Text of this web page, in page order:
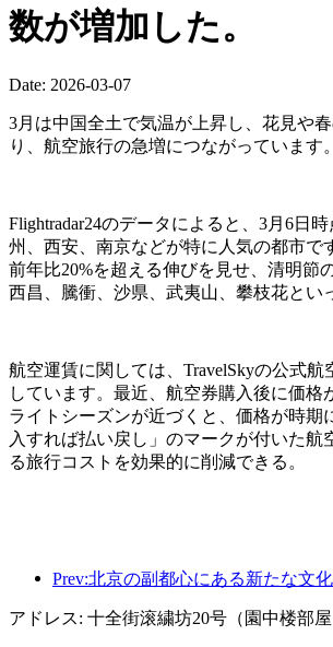
数が増加した。
Date: 2026-03-07
3月は中国全土で気温が上昇し、花見や
り、航空旅行の急増につながっています。
Flightradar24のデータによると、3月6日
州、西安、南京などが特に人気の都市
前年比20%を超える伸びを見せ、清明節
西昌、騰衝、沙県、武夷山、攀枝花とい
航空運賃に関しては、TravelSkyの公式
しています。最近、航空券購入後に価
ライトシーズンが近づくと、価格が時
入すれば払い戻し」のマークが付いた
る旅行コストを効果的に削減できる。
アドレス: 十全街滚繍坊20号（園中楼部